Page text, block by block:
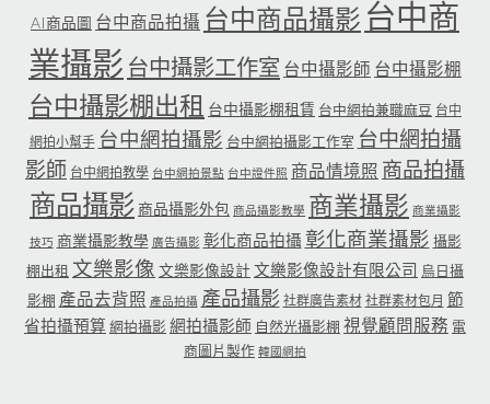
AI商品圖 台中商品拍攝 台中商品攝影 台中商
業攝影 台中攝影工作室 台中攝影師 台中攝影棚
台中攝影棚出租 台中攝影棚租賃 台中網拍兼職麻豆 台中
網拍小幫手 台中網拍攝影 台中網拍攝影工作室 台中網拍攝
影師 台中網拍教學 台中網拍景點 台中證件照 商品情境照 商品拍攝
商品攝影商品攝影外包 商品攝影教學 商業攝影 商業攝影
技巧 商業攝影教學 廣告攝影 彰化商品拍攝 彰化商業攝影 攝影
棚出租 文樂影像 文樂影像設計文樂影像設計有限公司 烏日攝
影棚 產品去背照 產品拍攝 產品攝影 社群廣告素材 社群素材包月 節
省拍攝預算 網拍攝影 網拍攝影師 自然光攝影棚 視覺顧問服務 電
商圖片製作 韓國網拍